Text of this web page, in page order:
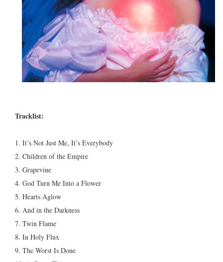
Tracklist:
1. It’s Not Just Me, It’s Everybody
2. Children of the Empire
3. Grapevine
4. God Turn Me Into a Flower
5. Hearts Aglow
6. And in the Darkness
7. Twin Flame
8. In Holy Flux
9. The Worst Is Done